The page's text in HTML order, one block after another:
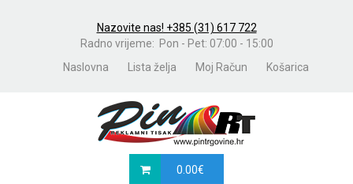
Nazovite nas! +385 (31) 617 722
Radno vrijeme: Pon - Pet: 07:00 - 15:00
Naslovna
Lista želja Moj Račun Košarica
0.00€